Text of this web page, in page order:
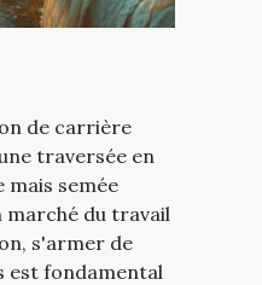
de carrière
traversée en
mais semée
marché du travail
s'armer de
est fondamental